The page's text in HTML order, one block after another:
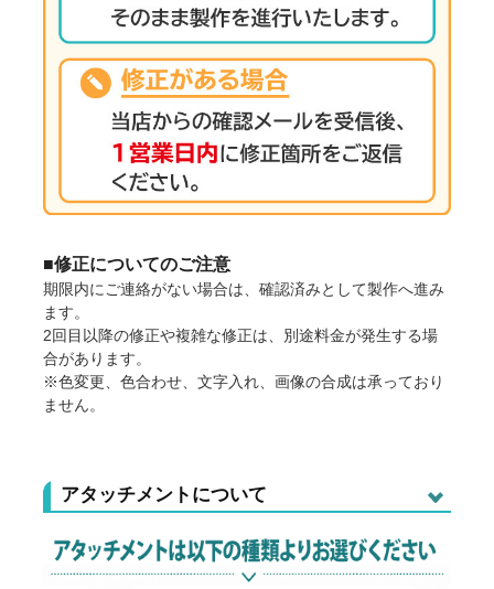
■修正についてのご注意
期限内にご連絡がない場合は、確認済みとして製作へ進み
ます。
2回目以降の修正や複雑な修正は、別途料金が発生する場
合があります。
※色変更、色合わせ、文字入れ、画像の合成は承っており
ません。
アタッチメントについて